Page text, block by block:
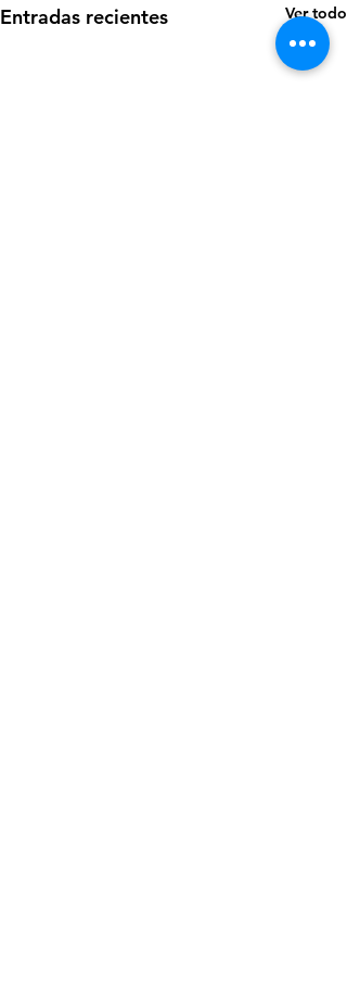
Entradas recientes Ver todo